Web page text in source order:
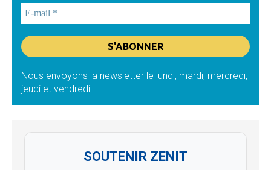
Nous envoyons la newsletter le lundi, mardi, mercredi,
jeudi et vendredi
SOUTENIR ZENIT